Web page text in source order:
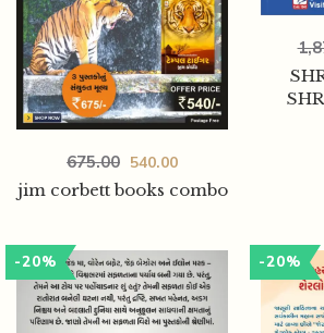
jim corbett books combo
675.00 540.00
-20% -20%